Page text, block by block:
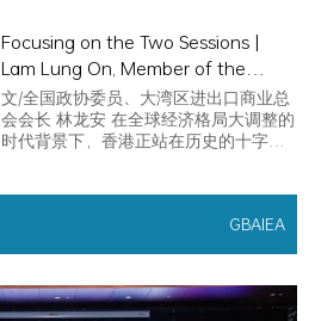
Focusing on the Two Sessions |
Lam Lung On, Member of the
National Committee of the
CPPCCand President of GBAIEA:
Focusing on Improving the Quality
Governance as well as Offering
Suggestions for High-quality
Development
文/全国政协委员、大湾区进出口商业总
会会长 林龙安 在全球经济格局大调整的
时代背景下，香港正站在历史的十字路
GBAIEA